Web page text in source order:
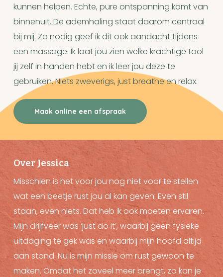
kunnen helpen. Echte, pure ontspanning komt van
binnenuit. De ademhaling staat daarom centraal
bij mij. Zo nodig geef ik dit ook aandacht tijdens
een massage. Ik laat jou zien welke krachtige tool
jij zelf in handen hebt en ik leer jou deze te
gebruiken. Niets zweverigs, just breathe en relax.
Maak online een afspraak
Over Jessica
Misschien is het voor jou nog niet voor te stellen
wat een beetje rust jou al kan geven. Even stil
staan, even niets. Dat heb ik ook moeten ervaren.
Mijn drijfveer was ‘just do it’, waarbij geen fysieke
uitdaging te gek was en waarbij mijn hoofd altijd
aan stond. Nu is mijn missie om rust gewoon te
maken. Omdat het zoveel meer brengt, zo kan je